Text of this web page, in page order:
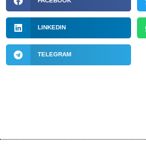
LINKEDIN
TELEGRAM